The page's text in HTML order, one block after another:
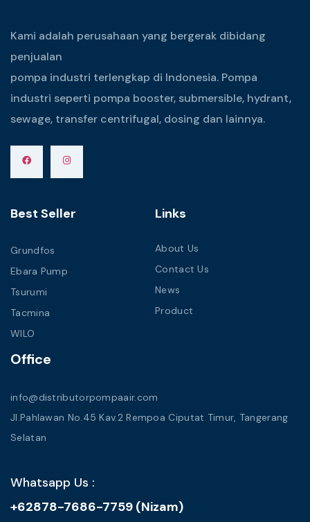
Kami adalah perusahaan yang bergerak dibidang
penjualan
pompa industri terlengkap di Indonesia. Pompa
industri seperti pompa booster, submersible, hydrant,
sewage, transfer centrifugal, dosing dan lainnya.
Best Seller
Grundfos
Ebara Pump
Tsurumi
Tacmina
WILO
Links
About Us
Contact Us
News
Product
Office
info@distributorpompaair.com
Jl.Pahlawan No.45 Kav.2 Rempoa Ciputat Timur, Tangerang
Selatan
Whatsapp Us :
+62878-7686-7759 (Nizam)